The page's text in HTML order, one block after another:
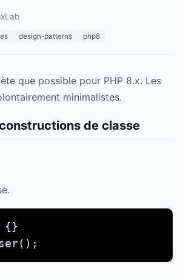
design-patterns php8
que possible pour PHP 8.x. Les
minimalistes.
de classe
{}